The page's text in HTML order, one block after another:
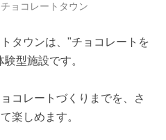
ョコレートタウン
タウンは、"チョコレートを
型施設です。
コレートづくりまでを、さ
楽しめます。